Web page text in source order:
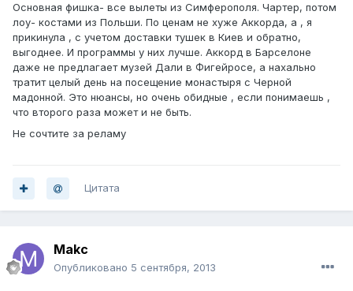
Основная фишка- все вылеты из Симферополя. Чартер, потом
лоу- костами из Польши. По ценам не хуже Аккорда, а , я
прикинула , с учетом доставки тушек в Киев и обратно,
выгоднее. И программы у них лучше. Аккорд в Барселоне
даже не предлагает музей Дали в Фигейросе, а нахально
тратит целый день на посещение монастыря с Черной
мадонной. Это нюансы, но очень обидные , если понимаешь ,
что второго раза может и не быть.
Не сочтите за реламу
Цитата
Makc
Опубликовано 5 сентября, 2013